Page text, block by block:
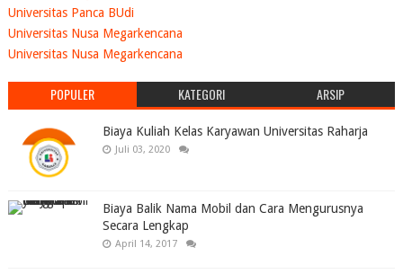
Universitas Panca BUdi
Universitas Nusa Megarkencana
Universitas Nusa Megarkencana
POPULER KATEGORI ARSIP
Biaya Kuliah Kelas Karyawan Universitas Raharja
Juli 03, 2020
Biaya Balik Nama Mobil dan Cara Mengurusnya
Secara Lengkap
April 14, 2017